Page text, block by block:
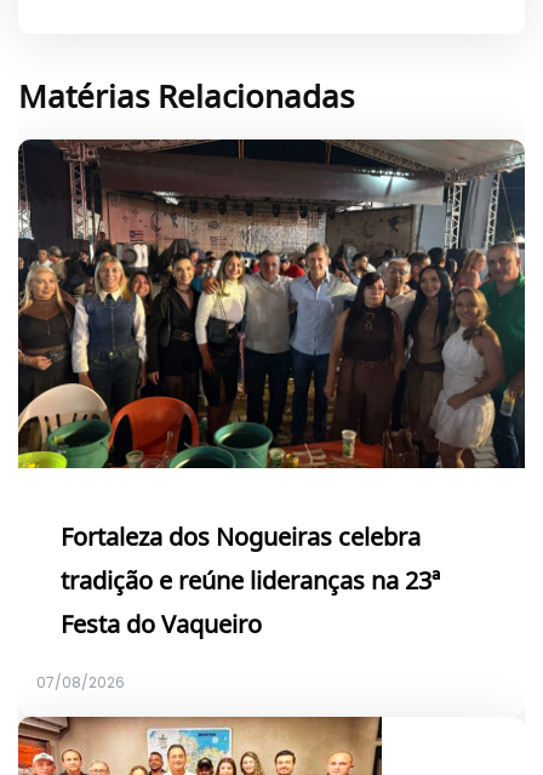
Matérias Relacionadas
Fortaleza dos Nogueiras celebra
tradição e reúne lideranças na 23ª
Festa do Vaqueiro
07/08/2026